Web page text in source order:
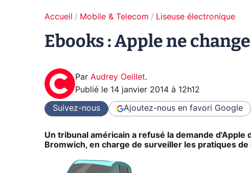
Accueil Mobile & Telecom Liseuse électronique
Ebooks : Apple ne
Par Audrey Oeillet.
Publié le 14 janvier 2014 à 12h12
Suivez-nous Ajoutez-nous en favori Google
Un tribunal américain a refusé la demande
Bromwich, en charge de surveiller les pratiques